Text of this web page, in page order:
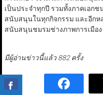
เป็นประจำทุกปี รวมทั้งภาคเอก
สนับสนุนในทุกกิจกรรม และอีก
สนับสนุนชมรมช่างภาพการเมือ
มีผู้อ่านข่าวนี้แล้ว 882 ครั้ง